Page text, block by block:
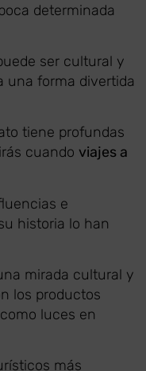
determinada
ser cultural y
una forma divertida
tiene profundas
cuando viajes a
e
historia lo han
mirada cultural y
los productos
luces en
más